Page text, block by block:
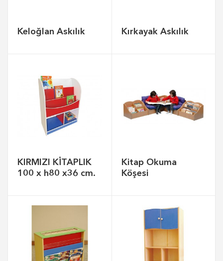
Keloğlan Askılık Kırkayak Askılık
KIRMIZI KİTAPLIK
100 x h80 x36 cm.
Kitap Okuma
Köşesi